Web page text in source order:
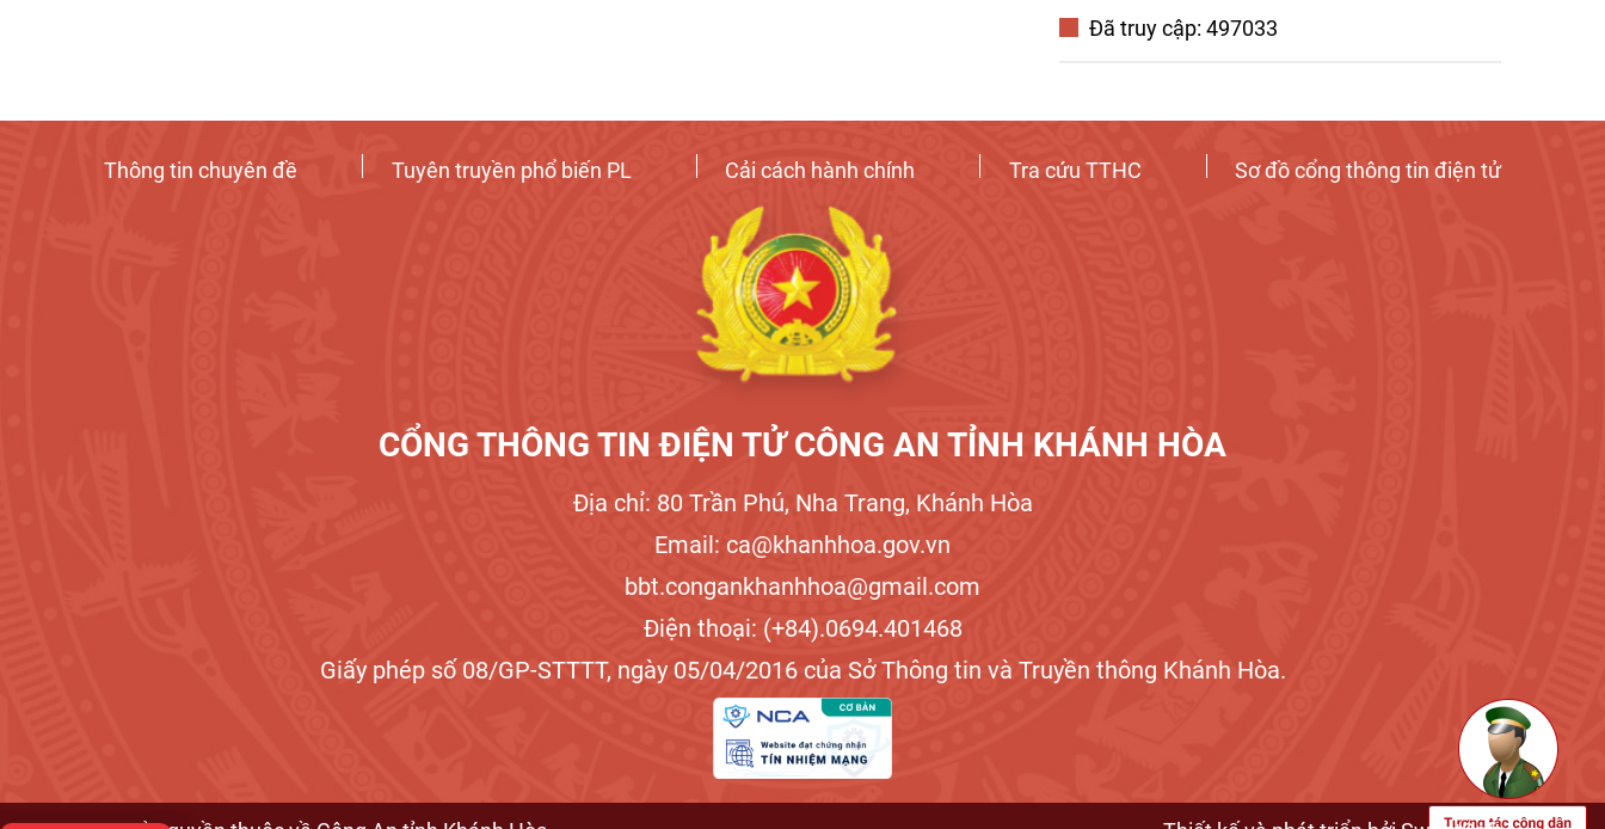
Đã truy cập: 497033
CỔNG THÔNG TIN ĐIỆN TỬ CÔNG AN TỈNH KHÁNH HÒA
Địa chỉ: 80 Trần Phú, Nha Trang, Khánh Hòa
Email: ca@khanhhoa.gov.vn
bbt.congankhanhhoa@gmail.com
Điện thoại: (+84).0694.401468
Giấy phép số 08/GP-STTTT, ngày 05/04/2016 của Sở Thông tin và Truyền thông Khánh Hòa.
Thông tin chuyên đề Tuyên truyền phổ biến PL Cải cách hành chính Tra cứu TTHC Sơ đồ cổng thông tin điện tử